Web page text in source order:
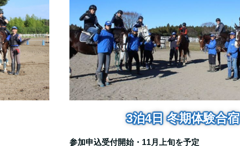
3泊4日 冬期体験合宿
参加申込受付開始・11月上旬を予定